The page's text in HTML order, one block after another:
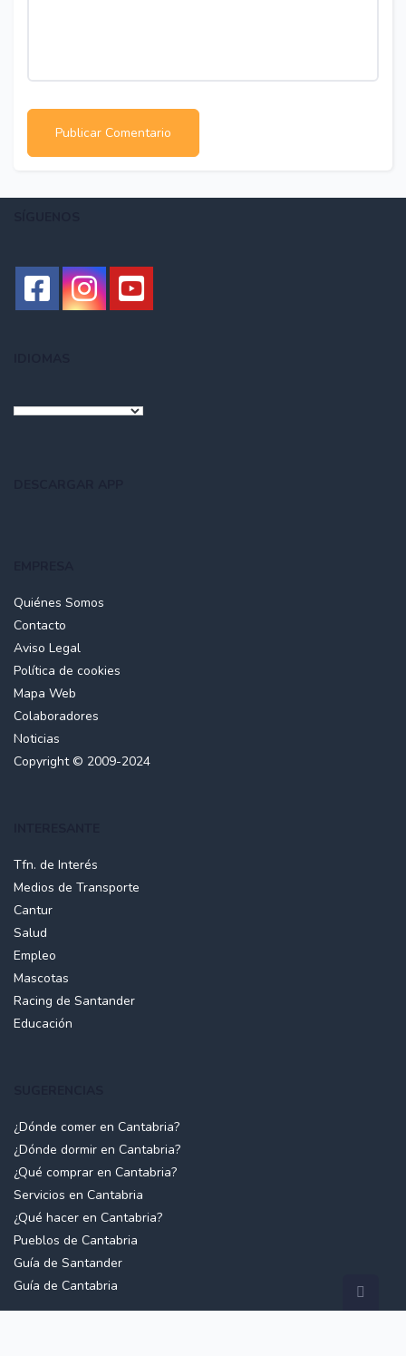
Quiénes Somos
Contacto
Aviso Legal
Política de cookies
Mapa Web
Colaboradores
Noticias
Copyright © 2009-2024
Tfn. de Interés
Medios de Transporte
Cantur
Salud
Empleo
Mascotas
Racing de Santander
Educación
¿Dónde comer en Cantabria?
¿Dónde dormir en Cantabria?
¿Qué comprar en Cantabria?
Servicios en Cantabria
¿Qué hacer en Cantabria?
Pueblos de Cantabria
Guía de Santander
Guía de Cantabria